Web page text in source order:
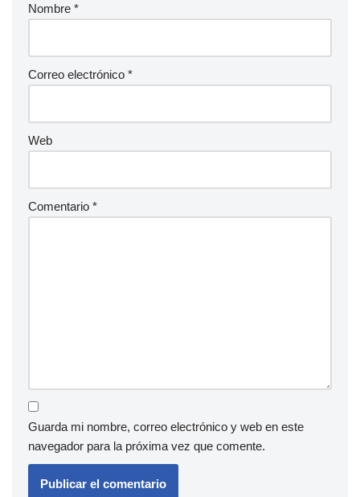
Nombre *
Correo electrónico *
Web
Comentario *
Guarda mi nombre, correo electrónico y web en este
navegador para la próxima vez que comente.